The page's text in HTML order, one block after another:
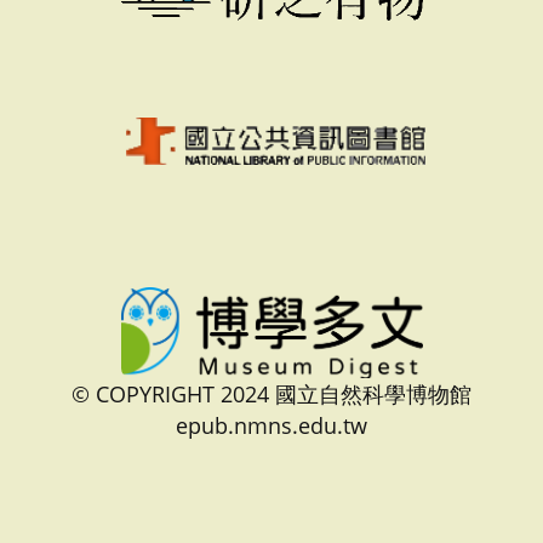
© COPYRIGHT 2024 國立自然科學博物館
epub.nmns.edu.tw